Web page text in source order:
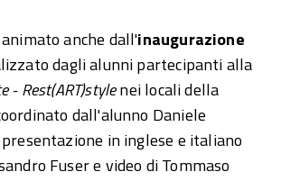
anche dall'inaugurazione
dagli alunni partecipanti alla
- Rest(ART)stylenei locali della
dall'alunno Daniele
in inglese e italiano
Fuser e video di Tommaso